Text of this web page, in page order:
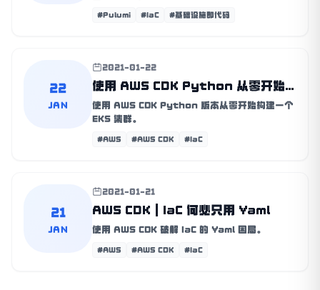
#Pulumi #IaC #基础设施即代码
22
JAN
2021-01-22
使用 AWS CDK Python 从零开始
构建 EKS 集群
使用 AWS CDK Python 版本从零开始构建一个
EKS 集群。
#AWS #AWS CDK #IaC
21
JAN
2021-01-21
AWS CDK | IaC 何必只用 Yaml
使用 AWS CDK 破解 IaC 的 Yaml 困局。
#AWS #AWS CDK #IaC